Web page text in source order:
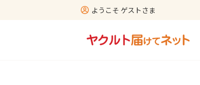
ようこそ ゲストさま